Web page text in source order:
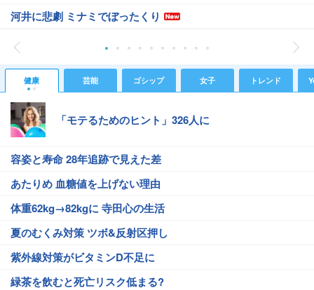
河井に悲劇 ミナミでぼったくり
健康 芸能 ゴシップ 女子 トレンド
「モテるためのヒント」326人に
容姿と寿命 28年追跡で見えた差
あたりめ 血糖値を上げない理由
体重62kg→82kgに 寺田心の生活
夏のむくみ対策 ツボ&反射区押し
紫外線対策がビタミンD不足に
緑茶を飲むと死亡リスク低まる?